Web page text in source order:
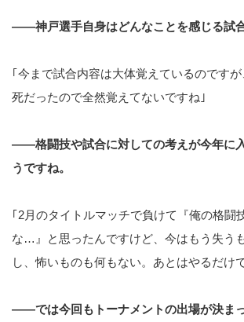
――神戸選手自身はどんなことを感じる試
｢今まで試合内容は大体覚えているのです
死だったので全然覚えてないですね｣
――格闘技や試合に対しての考えが今年に
うですね。
｢2月のタイトルマッチで負けて『俺の格闘
な…』と思ったんですけど、今はもう失う
し、怖いものも何もない。あとはやるだけ
――では今回もトーナメントの出場が決ま